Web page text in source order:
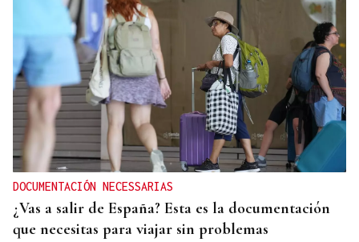
DOCUMENTACIÓN NECESSARIAS
¿Vas a salir de España? Esta es la documentación
que necesitas para viajar sin problemas